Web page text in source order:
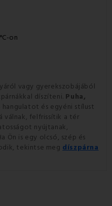
on
vagy gyerekszobájából
díszíteni. Puha,
hangulatot és egyéni stílust
válnak, felfrissítik a tér
nyújtanak,
Ön is egy olcsó, szép és
tekintse meg díszpárna